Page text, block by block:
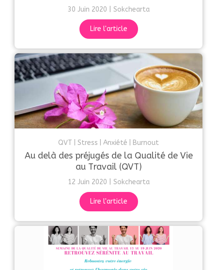
30 Juin 2020 Sokchearta
Lire l'article
QVT Stress Anxiété Burnout
Au delà des préjugés de la Qualité de Vie
au Travail (QVT)
12 Juin 2020 Sokchearta
Lire l'article